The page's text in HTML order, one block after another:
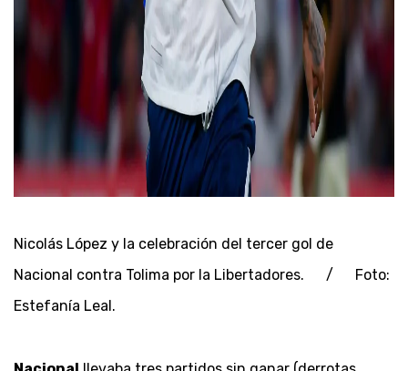
Nicolás López y la celebración del tercer gol de
Nacional contra Tolima por la Libertadores. / Foto:
Estefanía Leal.